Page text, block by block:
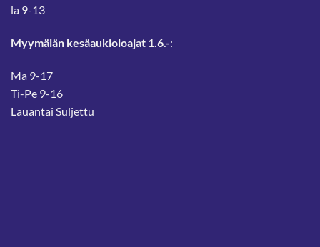
la 9-13
Myymälän kesäaukioloajat 1.6.-:
Ma 9-17
Ti-Pe 9-16
Lauantai Suljettu